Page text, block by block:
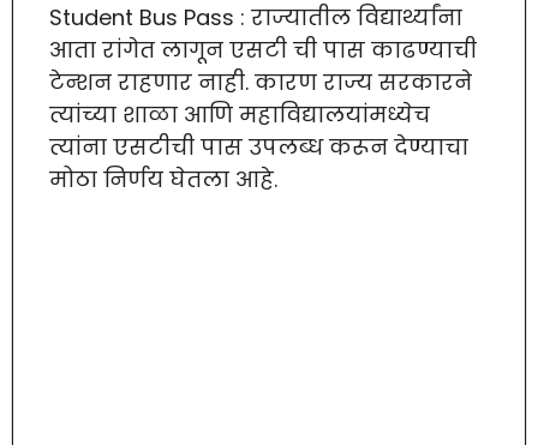
Student Bus Pass : राज्यातील विद्यार्थ्यांना
आता रांगेत लागून एसटी ची पास काढण्याची
टेन्शन राहणार नाही. कारण राज्य सरकारने
त्यांच्या शाळा आणि महाविद्यालयांमध्येच
त्यांना एसटीची पास उपलब्ध करून देण्याचा
मोठा निर्णय घेतला आहे.